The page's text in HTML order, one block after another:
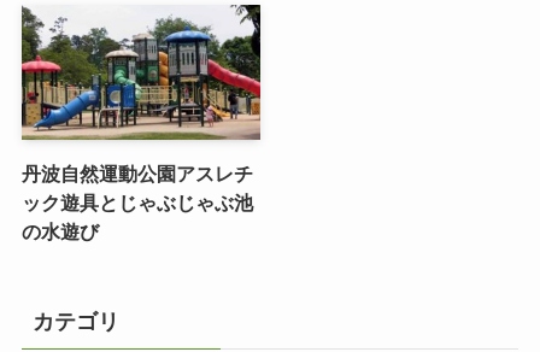
丹波自然運動公園アスレチ
ック遊具とじゃぶじゃぶ池
の水遊び
カテゴリ